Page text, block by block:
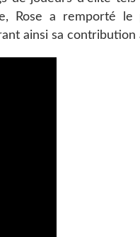
Rose a remporté le
ainsi sa contribution